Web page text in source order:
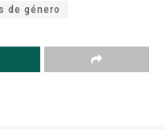
de género